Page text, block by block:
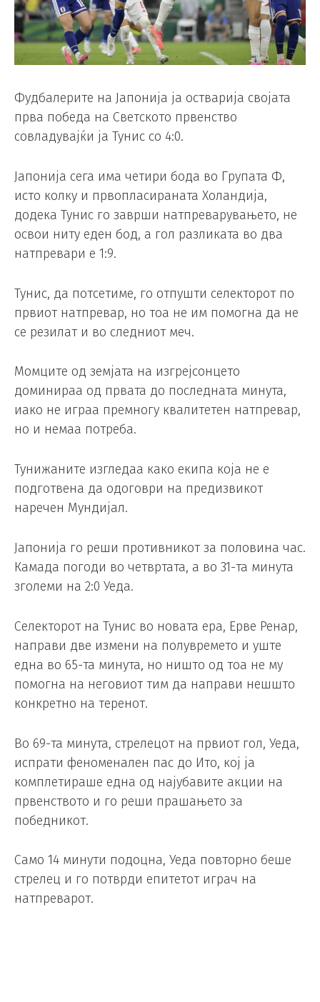
Фудбалерите на Јапонија ја остварија својата
прва победа на Светското првенство
совладувајќи ја Тунис со 4:0.
Јапонија сега има четири бода во Групата Ф,
исто колку и првопласираната Холандија,
додека Тунис го заврши натпреварувањето, не
освои ниту еден бод, а гол разликата во два
натпревари е 1:9.
Тунис, да потсетиме, го отпушти селекторот по
првиот натпревар, но тоа не им помогна да не
се резилат и во следниот меч.
Момците од земјата на изгрејсонцето
доминираа од првата до последната минута,
иако не играа премногу квалитетен натпревар,
но и немаа потреба.
Тунижаните изгледаа како екипа која не е
подготвена да одоговри на предизвикот
наречен Мундијал.
Јапонија го реши противникот за половина час.
Камада погоди во четвртата, а во 31-та минута
зголеми на 2:0 Уеда.
Селекторот на Тунис во новата ера, Ерве Ренар,
направи две измени на полувремето и уште
една во 65-та минута, но ништо од тоа не му
помогна на неговиот тим да направи нешшто
конкретно на теренот.
Во 69-та минута, стрелецот на првиот гол, Уеда,
испрати феноменален пас до Ито, кој ја
комплетираше една од најубавите акции на
првенството и го реши прашањето за
победникот.
Само 14 минути подоцна, Уеда повторно беше
стрелец и го потврди епитетот играч на
натпреварот.